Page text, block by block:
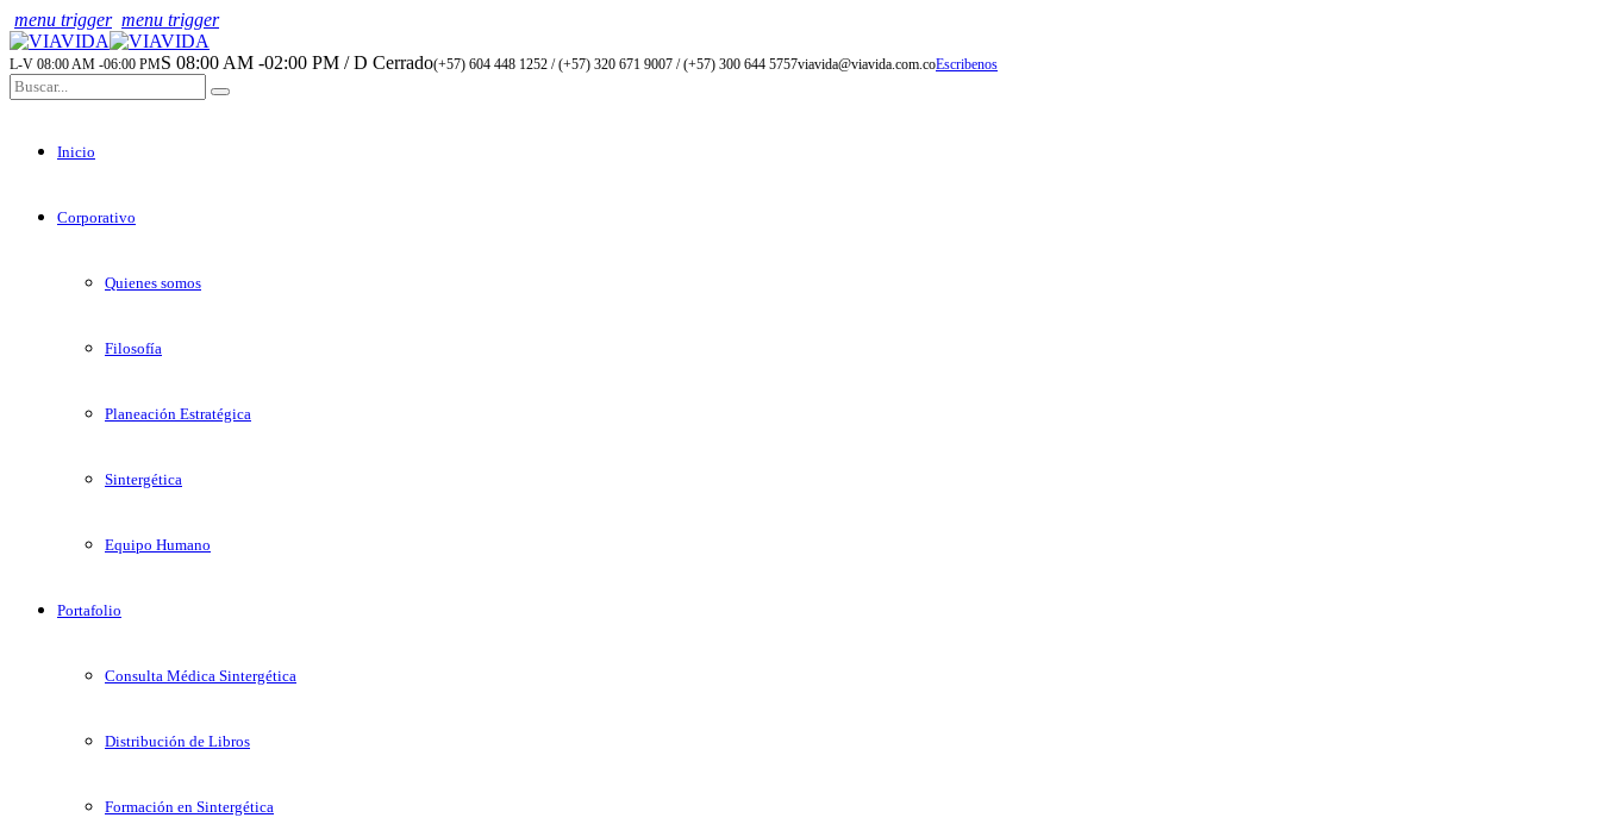
menu trigger menu trigger
L-V 08:00 AM -06:00 PMS 08:00 AM -02:00 PM / D Cerrado(+57) 604 448 1252 / (+57) 320 671 9007 / (+57) 300 644 5757viavida@viavida.com.coEscribenos
Inicio
Corporativo
Quienes somos
Filosofía
Planeación Estratégica
Sintergética
Equipo Humano
Portafolio
Consulta Médica Sintergética
Distribución de Libros
Formación en Sintergética